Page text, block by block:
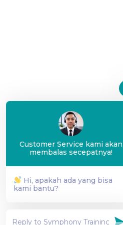
Customer Service kami akan
membalas secepatnya!
Hi, apakah ada yang bisa
kami bantu?